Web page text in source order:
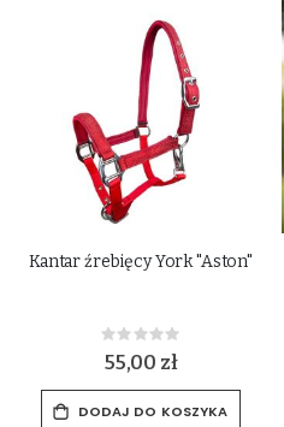
Kantar źrebięcy York "Aston"
Rating:
0%
55,00 zł
DODAJ DO KOSZYKA